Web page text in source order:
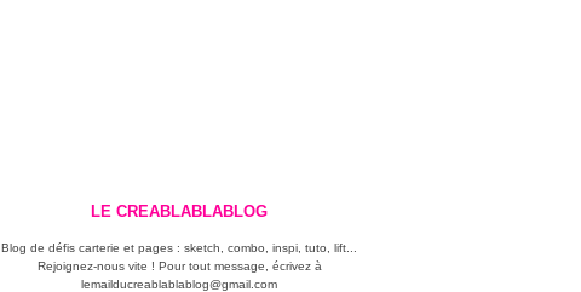
LE CREABLABLABLOG
Blog de défis carterie et pages : sketch, combo, inspi, tuto, lift...
Rejoignez-nous vite ! Pour tout message, écrivez à
lemailducreablablablog@gmail.com